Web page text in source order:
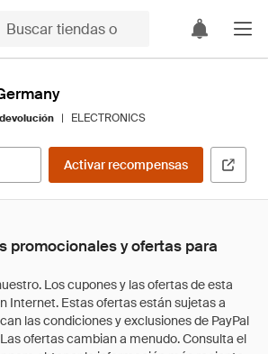
| ELECTRONICS
Activar recompensas
promocionales y ofertas para